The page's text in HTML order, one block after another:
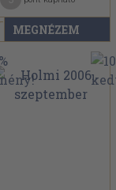
MEGNÉZEM